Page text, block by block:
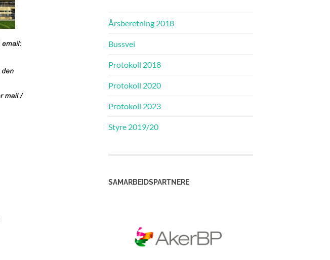
Årsberetning 2018
Bussvei
Protokoll 2018
Protokoll 2020
Protokoll 2023
Styre 2019/20
SAMARBEIDSPARTNERE